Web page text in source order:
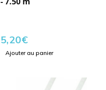
5,20€
Ajouter au panier